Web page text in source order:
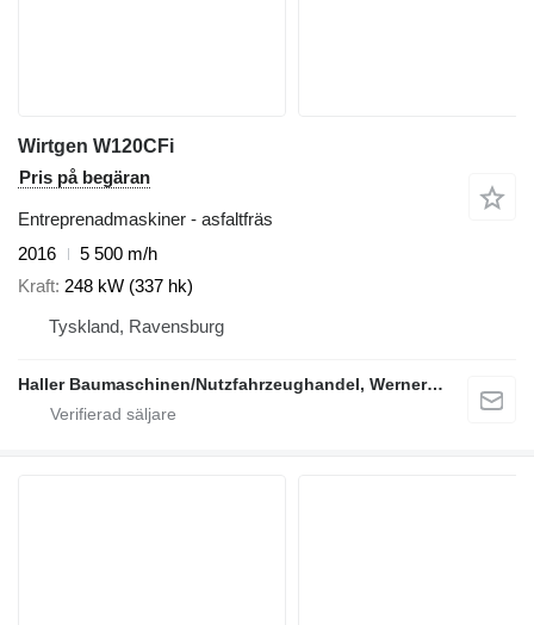
Wirtgen W120CFi
Pris på begäran
Entreprenadmaskiner - asfaltfräs
2016
5 500 m/h
Kraft 248 kW (337 hk)
Tyskland, Ravensburg
Haller Baumaschinen/Nutzfahrzeughandel, Werner Haller e.K.